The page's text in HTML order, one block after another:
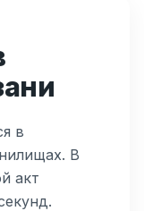
в
В
акт